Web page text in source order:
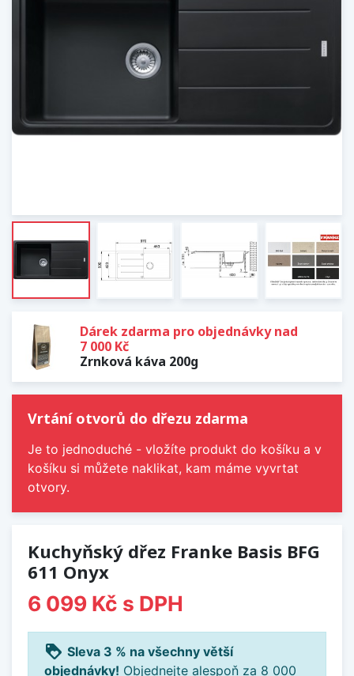
Dárek zdarma pro objednávky nad
7 000 Kč
Zrnková káva 200g
Vrtání otvorů do dřezu zdarma
Je to jednoduché - vložíte produkt do košíku a v
košíku si můžete naklikat, kam máme vyvrtat
otvory.
Kuchyňský dřez Franke Basis BFG
611 Onyx
6 099 Kč s DPH
loyalty Sleva 3 % na všechny větší
objednávky! Objednejte alespoň za 8 000